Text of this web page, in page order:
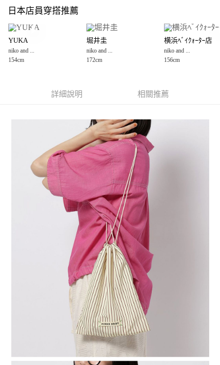
全盈+PAY
大哥付你分期
1.本服務由台灣大哥大提供，台灣大哥大用戶可立即使用無須另外申請。
2.付款方式選擇「大哥付你分期」，訂單成立後會自動跳轉到大哥付的交易
3.實際核准額度、可分期數及費用金額請依後續交易確認頁面所載為準。
4.訂單成立30分鐘內，如未前往確認交易或遇審核未通過，訂單將自動取
1.分期款項不併入電信帳單，「大哥付你分期」於每月結算日後寄送繳費提
2.透過簡訊連結打開帳單後，可選擇「超商條碼／台灣大直營門市／銀行轉
帳／街口支付／iPASS MONEY」等通路繳費。
【注意事項】
1.本服務係由「台灣大哥大股份有限公司」（以下簡稱本公司）所提供，讓
用戶於交易時，得透過本服務購買商品或服務，並由商店將買賣／分期付款
買賣價金債權讓與本公司後，依約使用本公司帳單繳交帳款。
2.基於同意付款使用「大哥付你分期」之契約關係目的，商店將以您的個人
資料（包含姓名、電話或地址）提供予台灣大哥大進項蒐集、處理及利用，
由本公司與您本人進行分期帳單所需資料之確認、核對及更正。
3.完整用戶服務條款，請詳閱以下連結：https://oppay.tw/userRule
AFTEE先享後付
３．安心：先確認商品／服務後，再付款。
【「AFTEE先享後付」結帳流程】
１．於結帳方式選擇「AFTEE先享後付」後，將跳轉至「AFTEE先享後付」
結帳頁面，進行簡訊認證並確認金額後，即可完成結帳。
２．訂單成立數日內，您將收到繳費通知簡訊。
３．收到繳費通知簡訊後14天內，點擊此簡訊中的連結，可透過四大超商／
ATM／網路銀行／等多元方式進行付款，方視為交易完成。
※ 請注意：結帳手續完成當下不需立刻繳費，但若您需要取消訂單，請聯絡
購買商品的店家。未經商家同意取消之訂單仍視為有效，需透過AFTEE先享
後付繳納相關費用。
※ 交易是否成功請以「AFTEE先享後付 」之結帳頁面顯示為準，若有關於
是否繳費成功／繳費後需取消欲退款等相關疑問，請聯繫「AFTEE先享後付
https://netprotections.freshdesk.com/support/home
１．透過由恩沛科技股份有限公司提供之「AFTEE先享後付」服務完成之交
易，需依本服務之必要範圍內提供個人資料，並將交易相關給付款項請求債
權轉讓予恩沛科技股份有限公司。
２．關於個人資料處理事宜，請瀏覽以下網址：https://aftee.tw/terms/#terms3
３．未成年的使用者請事先徵得法定代理人或監護人之同意方可使用
「AFTEE先享後付」，若未經同意申辦者引起之損失，本公司不負相關責
４．使用「AFTEE先享後付」時，將依據個別帳號之用戶狀況，依本公司即
時審查核予不同之上限額度；若仍有額度不足之情形，本公司將視審查結果
５．嚴禁一人註冊多個帳號或使用他人資訊註冊。若發現惡意使用之情形，
恩沛科技股份有限公司將有權停止該用戶之使用額度並採取法律行動。
每筆NT$80，滿NT$1,500(含以上)免運費
每筆NT$80，滿NT$1,500(含以上)免運費
7-11 取貨付款
每筆NT$80，滿NT$1,500(含以上)免運費
每筆NT$80，滿NT$1,500(含以上)免運費
每筆NT$80，滿NT$1,500(含以上)免運費
日本店員穿搭推薦
YUKA
niko and ...
154cm
堀井圭
niko and ...
172cm
横浜ﾍﾞｲｸｫｰﾀｰ店
niko and ...
156cm
詳細說明 相關推薦